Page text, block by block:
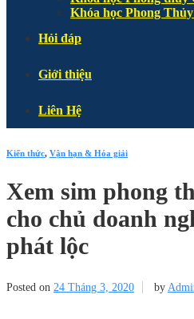
Khóa học Phong
Hỏi đáp
Giới thiệu
Liên Hệ
Kiến thức, Vận hạn & Hóa giải
Xem sim phong
cho chủ doanh
phát lộc
Posted on 24 Tháng 3, 2020 by